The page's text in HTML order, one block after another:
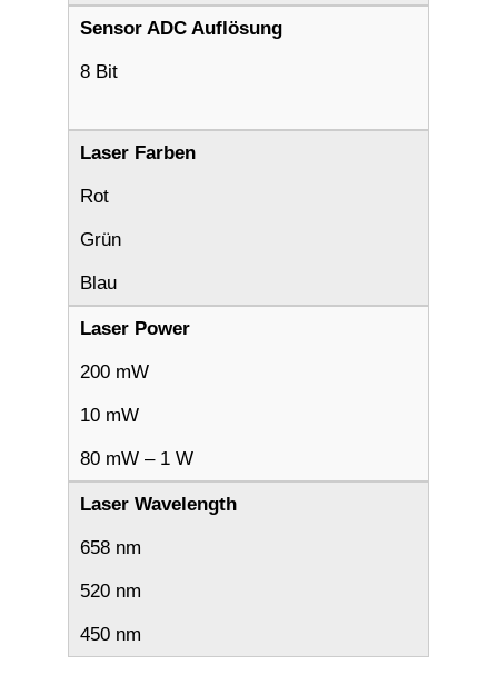
Sensor ADC Auflösung
8 Bit
Laser Farben
Rot
Grün
Blau
Laser Power
200 mW
10 mW
80 mW – 1 W
Laser Wavelength
658 nm
520 nm
450 nm